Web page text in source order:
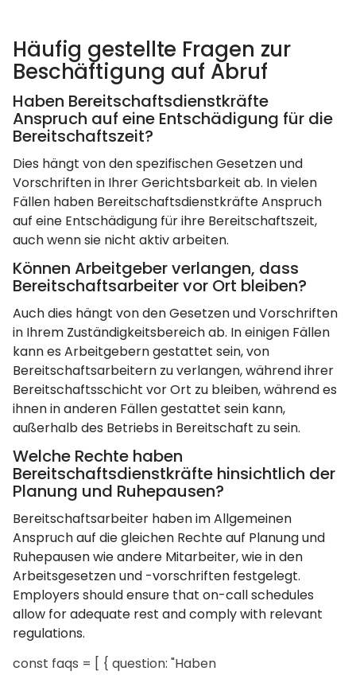
Häufig gestellte Fragen zur
Beschäftigung auf Abruf
Haben Bereitschaftsdienstkräfte
Anspruch auf eine Entschädigung für die
Bereitschaftszeit?
Dies hängt von den spezifischen Gesetzen und
Vorschriften in Ihrer Gerichtsbarkeit ab. In vielen
Fällen haben Bereitschaftsdienstkräfte Anspruch
auf eine Entschädigung für ihre Bereitschaftszeit,
auch wenn sie nicht aktiv arbeiten.
Können Arbeitgeber verlangen, dass
Bereitschaftsarbeiter vor Ort bleiben?
Auch dies hängt von den Gesetzen und Vorschriften
in Ihrem Zuständigkeitsbereich ab. In einigen Fällen
kann es Arbeitgebern gestattet sein, von
Bereitschaftsarbeitern zu verlangen, während ihrer
Bereitschaftsschicht vor Ort zu bleiben, während es
ihnen in anderen Fällen gestattet sein kann,
außerhalb des Betriebs in Bereitschaft zu sein.
Welche Rechte haben
Bereitschaftsdienstkräfte hinsichtlich der
Planung und Ruhepausen?
Bereitschaftsarbeiter haben im Allgemeinen
Anspruch auf die gleichen Rechte auf Planung und
Ruhepausen wie andere Mitarbeiter, wie in den
Arbeitsgesetzen und -vorschriften festgelegt.
Employers should ensure that on-call schedules
allow for adequate rest and comply with relevant
regulations.
const faqs = [ { question: "Haben